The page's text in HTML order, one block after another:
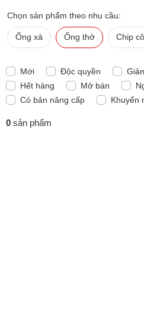
Chọn sản phẩm theo nhu cầu:
Ống xả Ống thở Chip
Mới Độc quyền
Hết hàng
Mở bán
Có bản nâng cấp
Khuyến
0 sản phẩm